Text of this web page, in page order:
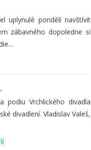
uplynulé pondělí navštívit
zábavného dopoledne si
Vrchlického divadla
divadlení. Vladislav Valeš,